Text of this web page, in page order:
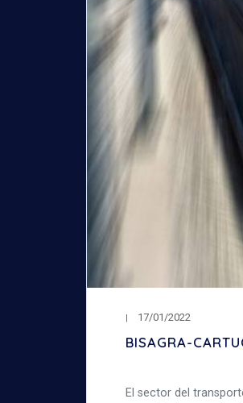
17/01/2022
BISAGRA-
El sector del